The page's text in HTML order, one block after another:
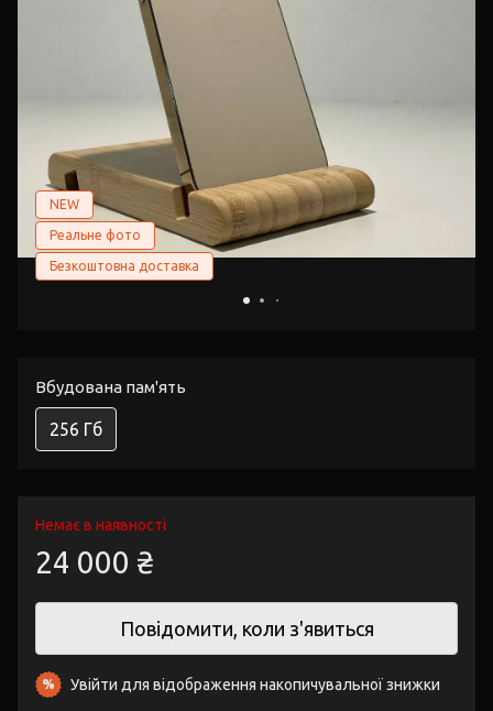
NEW
Реальне фото
Безкоштовна доставка
Вбудована пам'ять
256 Гб
Немає в наявності
24 000 ₴
Повідомити, коли з'явиться
% Увійти для відображення накопичувальної знижки